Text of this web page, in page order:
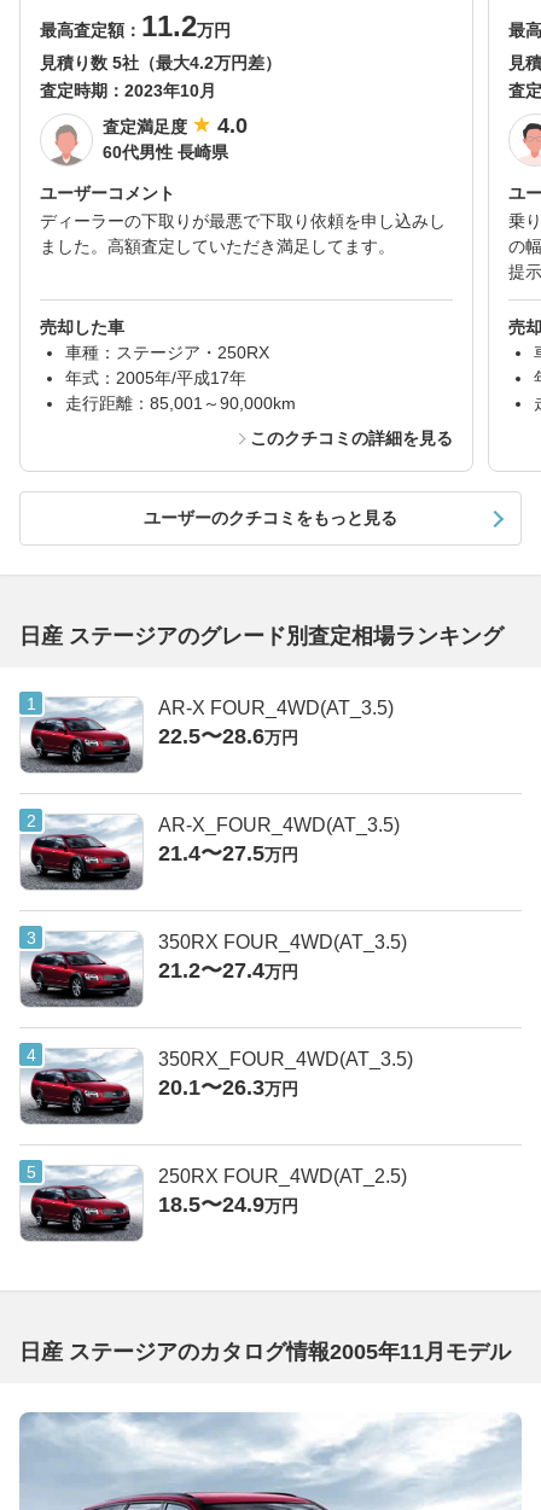
最高査定額： 11.2万円
見積り数 5社（最大4.2万円差）
査定時期： 2023年10月
査定満足度
4.0
60代男性 長崎県
ユーザーコメント
ディーラーの下取りが最悪で下取り依頼を申し込みし
ました。高額査定していただき満足してます。
売却した車
車種：ステージア・250RX
年式：2005年/平成17年
走行距離：85,001～90,000km
このクチコミの詳細を見る
最
見
査
ユ
乗
の
提
売
ユーザーのクチコミをもっと見る
日産 ステージアのグレード別査定相場ランキング
AR-X FOUR_4WD(AT_3.5)
22.5〜28.6万円
AR-X_FOUR_4WD(AT_3.5)
21.4〜27.5万円
350RX FOUR_4WD(AT_3.5)
21.2〜27.4万円
350RX_FOUR_4WD(AT_3.5)
20.1〜26.3万円
250RX FOUR_4WD(AT_2.5)
18.5〜24.9万円
日産 ステージアのカタログ情報2005年11月モデル